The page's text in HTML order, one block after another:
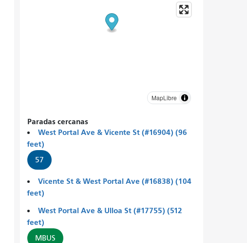
MapLibre
Paradas cercanas
West Portal Ave & Vicente St (#16904) (96
feet)
57
Vicente St & West Portal Ave (#16838) (104
feet)
West Portal Ave & Ulloa St (#17755) (512
feet)
MBUS